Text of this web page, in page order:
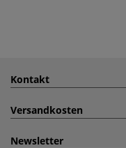
Kontakt
Versandkosten
Newsletter